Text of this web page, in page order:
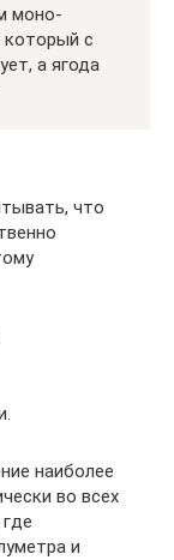
моно-
который с
а ягода
что
наиболее
во всех
и